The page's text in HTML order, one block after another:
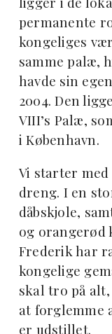
permanente
kongeliges
samme palæ,
havde sin
2004. Den
VIII’s Palæ,
i København.
Vi starter
dreng. I en
dåbskjole,
og orangerød
Frederik har
kongelige
skal tro på
at forglemme
er udstillet.